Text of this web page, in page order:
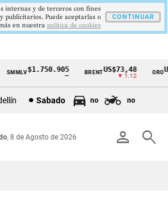
SMMLV$1.750.905 BRENTUS$73,48
▼ 1.12
ORO
Sabado no no
person search
, 8 de Agosto de 2026
internas y de terceros con fines
publicitarios. Puede aceptarlas o
en nuestra politica de cookies
CONTINUAR